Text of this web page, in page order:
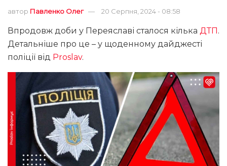
автор Павленко Олег 20 Серпня, 2024 - 08:58
Впродовж доби у Переяславі сталося кілька ДТП.
Детальніше про це – у щоденному дайджесті
поліції від Proslav.